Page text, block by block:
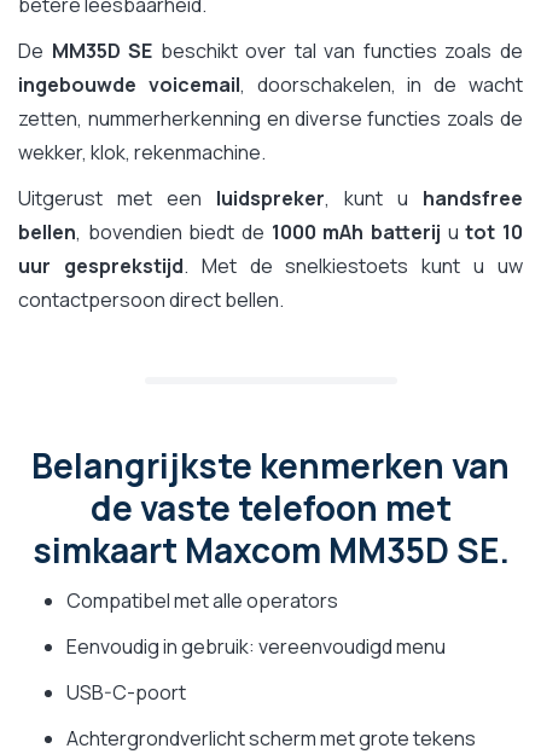
De MM35D SE beschikt over tal van functies zoals de
ingebouwde voicemail, doorschakelen, in de wacht
zetten, nummerherkenning en diverse functies zoals de
wekker, klok, rekenmachine.
Uitgerust met een luidspreker, kunt u handsfree
bellen, bovendien biedt de 1000 mAh batterij utot 10
uur gesprekstijd. Met de snelkiestoets kunt u uw
contactpersoon direct bellen.
Belangrijkste kenmerken van
de vaste telefoon met
simkaart Maxcom MM35D SE.
Compatibel met alle operators
Eenvoudig in gebruik: vereenvoudigd menu
USB-C-poort
Achtergrondverlicht scherm met grote tekens